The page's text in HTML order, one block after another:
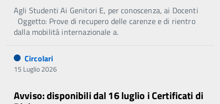
Agli Studenti Ai Genitori E, per conoscenza, ai Docenti
Oggetto: Prove di recupero delle carenze e di rientro
dalla mobilità internazionale a.
Circolari
15 Luglio 2026
Avviso: disponibili dal 16 luglio i Certificati di